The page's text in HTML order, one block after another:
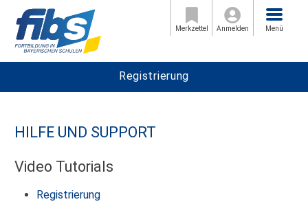
Merkzettel Anmelden
Menü
Menü
Registrierung
HILFE UND SUPPORT
Video Tutorials
Registrierung